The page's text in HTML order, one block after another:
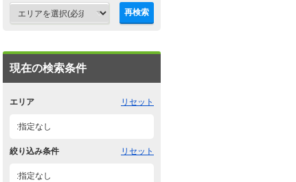
現在の検索条件
エリア リセット
:指定なし
絞り込み条件 リセット
:指定なし